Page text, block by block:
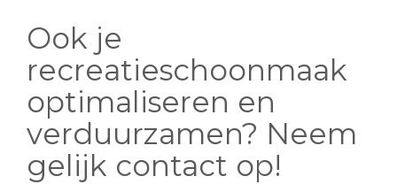
Ook je
recreatieschoonmaak
optimaliseren en
verduurzamen? Neem
gelijk contact op!